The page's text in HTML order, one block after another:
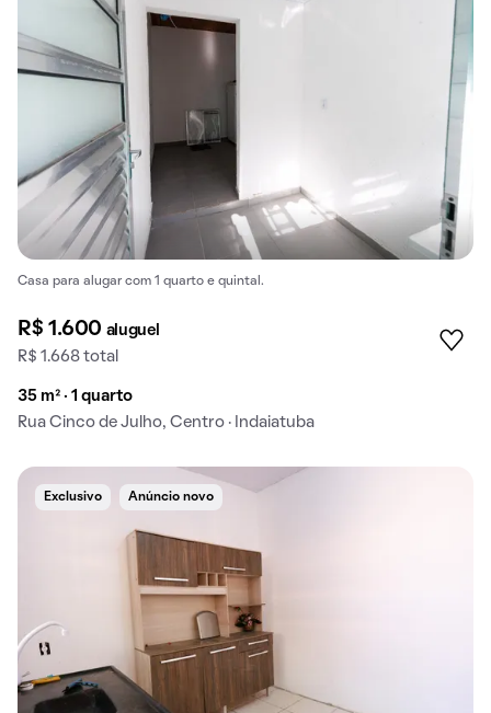
Casa para alugar com 1 quarto e quintal.
R$ 1.600 aluguel
R$ 1.668 total
35 m² · 1 quarto
Rua Cinco de Julho, Centro · Indaiatuba
Exclusivo Anúncio novo